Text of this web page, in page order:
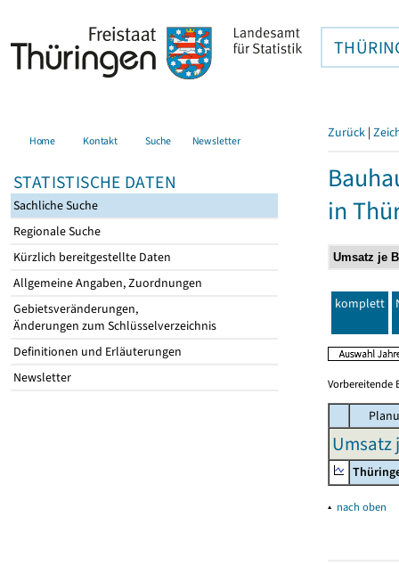
Home Kontakt Suche Newsletter
STATISTISCHE DATEN
Sachliche Suche
Regionale Suche
Kürzlich bereitgestellte Daten
Allgemeine Angaben, Zuordnungen
Gebietsveränderungen,
Änderungen zum Schlüsselverzeichnis
Definitionen und Erläuterungen
Newsletter
Zurück |
in
komplett
Vorbereitende
Umsatz
▴ nach oben